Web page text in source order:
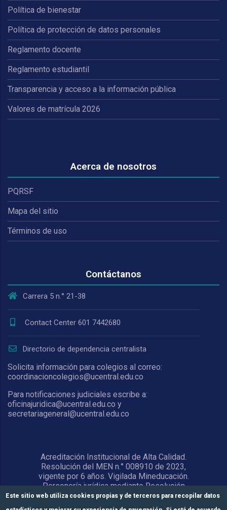
Política de bienestar
Política de protección de datos personales
Reglamento docente
Reglamento estudiantil
Transparencia y acceso a la información pública
Valores de matrícula 2026
Acerca de nosotros
PQRSF
Mapa del sitio
Términos de uso
Contáctanos
Carrera 5 n.° 21-38
Contact Center 601 7442680
Directorio de dependencia centralista
Solicita información para colegios al correo:
coordinacioncolegios@ucentral.edu.co
Para notificaciones judiciales escribe a:
oficinajuridica@ucentral.edu.co y
secretariageneral@ucentral.edu.co
Acreditación Institucional de Alta Calidad.
Resolución del MEN n.° 008910 de 2023,
vigente por 6 años. Vigilada Mineducación.
Personería jurídica mediante Resolución
1876 del 5 de junio de 1967. Reconocida
como Universidad por el Ministerio de
Este sitio web utiliza cookies propias y de terceros para recopilar datos